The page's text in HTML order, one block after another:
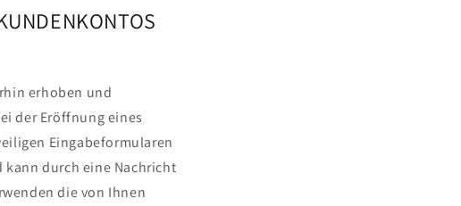
erhoben und
der Eröffnung eines
Eingabeformularen
durch eine Nachricht
die von Ihnen